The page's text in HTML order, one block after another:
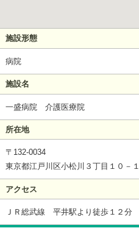
施設形態
病院
施設名
一盛病院 介護医療院
所在地
〒132-0034
東京都江戸川区小松川３丁目１０－１
アクセス
ＪＲ総武線 平井駅より徒歩１２分